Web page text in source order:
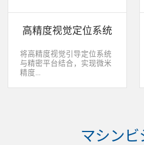
系统还能在处理或组装产品
量，识别。视觉向导机器人
度固定设备；2、无需工具
转换即能处理多种类型的工
件；3、防止意外的机器人
括：1、自动堆垛和卸垛；
高精度视觉定位系统
将高精度视觉引导定位系统
与精密平台结合，实现微米
精度...
动定位和对准应用等。マシンビ